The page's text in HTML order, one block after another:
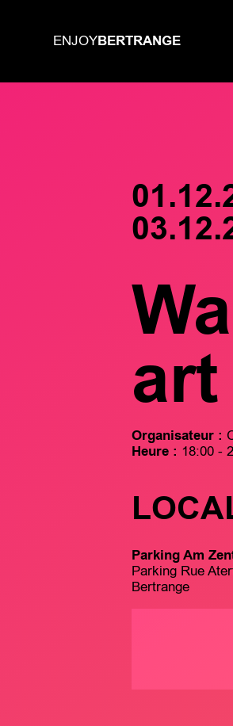
ENJOYBERTRANGE
art
Organisateur :
Heure : 18:00 -
Parking Am
Parking Rue
Bertrange